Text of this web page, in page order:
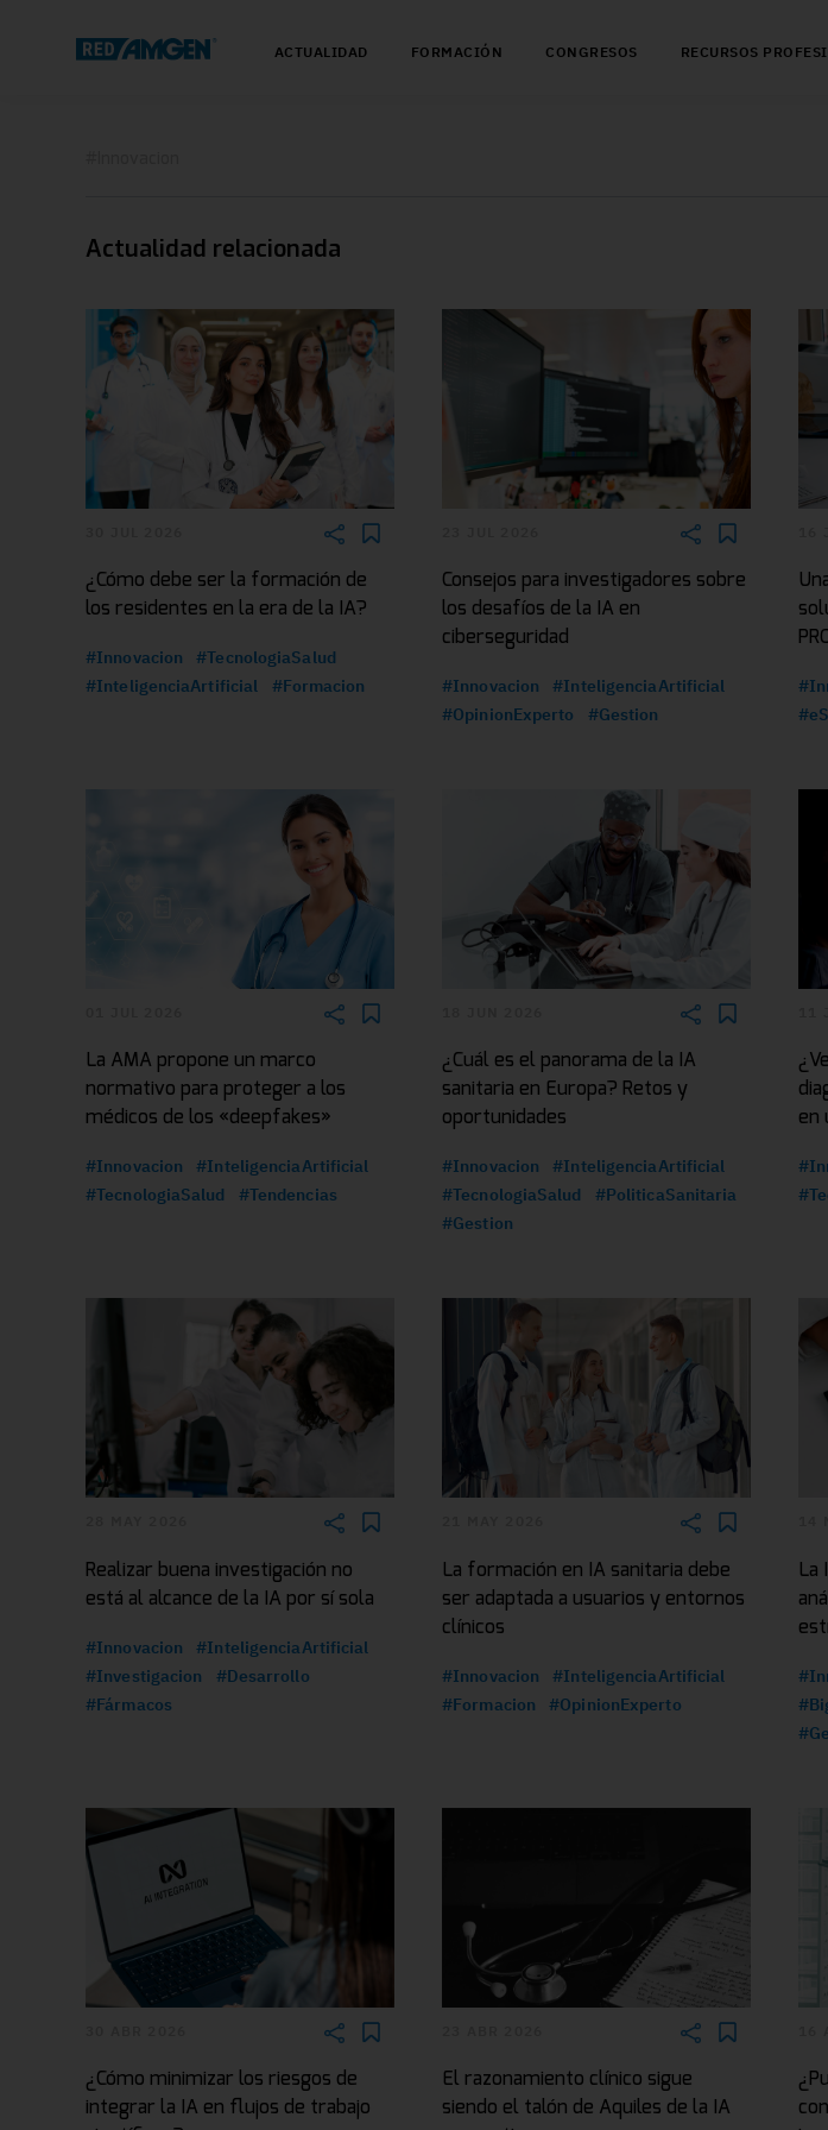
ACTUALIDAD FORMACIÓN CONGRESOS RECURSOS
Actualidad relacionada
¿Cómo debe ser la formación de
los residentes en la era de la IA?
#Innovacion
#TecnologiaSalud
#InteligenciaArtificial
#Formacion
Consejos para investigadores sobre
los desafíos de la IA en
ciberseguridad
#Innovacion
#InteligenciaArtificial
#OpinionExperto
#Gestion
La AMA propone un marco
normativo para proteger a los
médicos de los «deepfakes»
#Innovacion
#InteligenciaArtificial
#TecnologiaSalud
#Tendencias
¿Cuál es el panorama de la IA
sanitaria en Europa? Retos y
oportunidades
#Innovacion
#InteligenciaArtificial
#TecnologiaSalud
#PoliticaSanitaria
#Gestion
en
Realizar buena investigación no
está al alcance de la IA por sí sola
#Innovacion
#InteligenciaArtificial
#Investigacion
#Desarrollo
#Fármacos
La formación en IA sanitaria debe
ser adaptada a usuarios y entornos
clínicos
#Innovacion
#InteligenciaArtificial
#Formacion
#OpinionExperto
La
¿Cómo minimizar los riesgos de
integrar la IA en flujos de trabajo
El razonamiento clínico sigue
siendo el talón de Aquiles de la IA